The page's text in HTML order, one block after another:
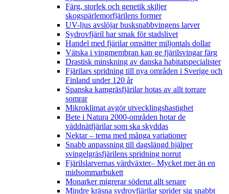
Färg, storlek och genetik skiljer
skogspärlemorfjärilens former
UV-ljus avslöjar busksnabbvingens larver
Sydrovfjäril har smak för stadslivet
Handel med fjärilar omsätter miljontals dollar
Vätska i vingmembran kan ge fjärilsvingar färg
Drastisk minskning av danska habitatspecialister
Fjärilars spridning till nya områden i Sverige och
Finland under 120 år
Spanska kamgräsfjärilar hotas av allt torrare
somrar
Mikroklimat avgör utvecklingshastighet
Bete i Natura 2000-områden hotar de
väddnätfjärilar som ska skyddas
Nektar – tema med många variationer
Snabb anpassning till dagslängd hjälper
svingelgräsfjärilens spridning norrut
Fjärilslarvernas värdväxter– Mycket mer än en
midsommarbukett
Monarker migrerar söderut allt senare
Mindre kräsna sydrovfjärilar sprider sig snabbt